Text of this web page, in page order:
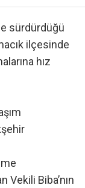
sürdürdüğü
ilçesinde
hız
Vekili Biba’nın